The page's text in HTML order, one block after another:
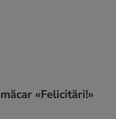
«Felicitări!»